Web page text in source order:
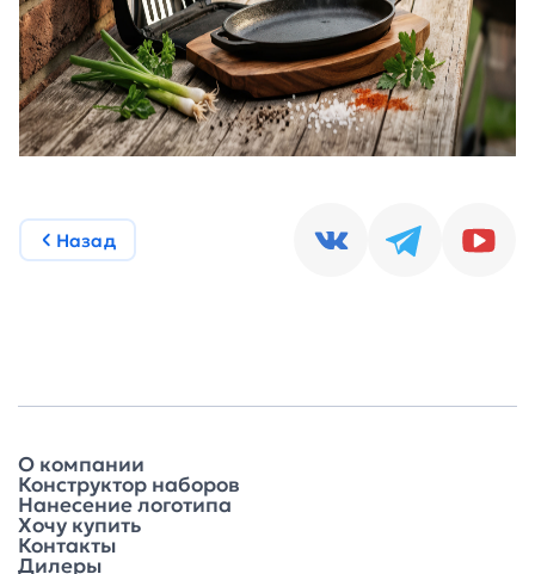
Назад
О компании
Конструктор наборов
Нанесение логотипа
Хочу купить
Контакты
Дилеры